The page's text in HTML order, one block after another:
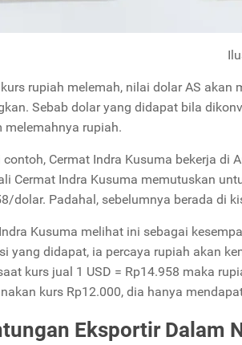
rupiah melemah, nilai dolar AS akan
Sebab dolar yang didapat bila
melemahnya rupiah.
contoh, Cermat Indra Kusuma bekerja
Cermat Indra Kusuma memutuskan
dolar. Padahal, sebelumnya berada di
Kusuma melihat ini sebagai
yang didapat, ia percaya rupiah akan
kurs jual 1 USD = Rp14.958 maka
kurs Rp12.000, dia hanya
Eksportir Dalam